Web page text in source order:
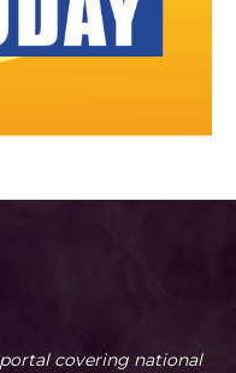
covering national